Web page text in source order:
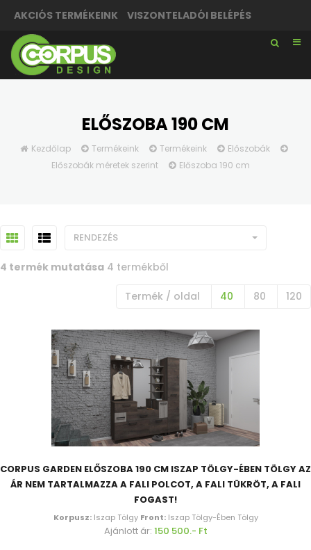
AKCIÓS TERMÉKEINK VISZONTELADÓI BELÉPÉS
ELŐSZOBA 190 CM
Kezdőlap Termékeink Termékeink
Előszobák
Előszobák méretek szerint
Előszoba 190 cm
RENDEZÉS
4 termék mutatása 4 termékből
Termék / oldal 40 80 120
CORPUS GARDEN ELŐSZOBA 190 CM ISZAP TÖLGY-ÉBEN TÖLGY AZ
ÁR NEM TARTALMAZZA A FALI POLCOT, A FALI TÜKRÖT, A FALI
FOGAST!
Korpusz:Iszap Tölgy Front:Iszap Tölgy-Ében Tölgy
Ajánlott ár: 150 500.- Ft